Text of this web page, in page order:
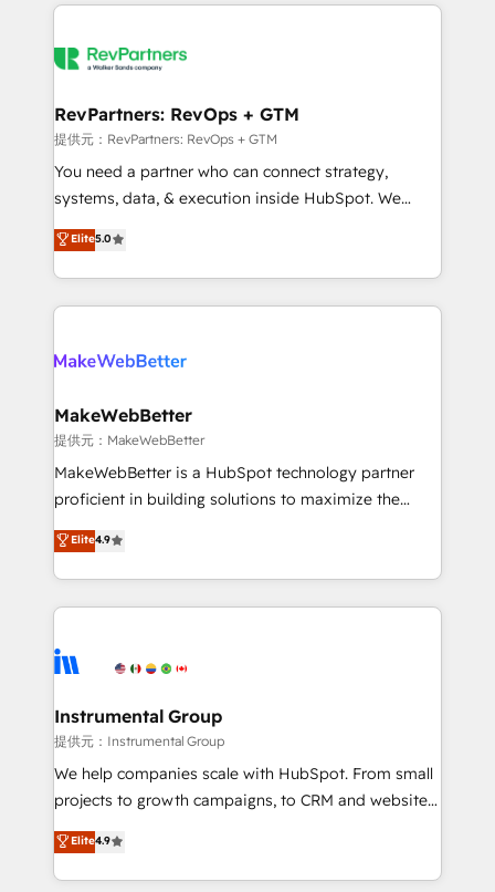
winning design to build scalable, globally
marketing campaigns, & RevOps frameworks that
fuel long-term success We connect the entire
customer lifecycle through seamless integrations,
ensure long-term adoption with change-
and service to drive sustainable growth With 6 key
HubSpot accreditations and experience across
RevPartners: RevOps + GTM
提供元：RevPartners: RevOps + GTM
You need a partner who can connect strategy,
systems, data, & execution inside HubSpot. We
bridge the gap where most agencies fall short by
combining GTM strategy with technical execution to
solve the right problem with the right solution. As the
only firm in the world to hold Elite Partner
clients gain a unique advantage in CRM architecture,
market execution. Why B2B Businesses Choose RP: -
Secure: Soc2 compliant 🛡️ - Pricing: Implementations
starting at $1,5k 💵 - Speed: Launch in 14 days ⚡ -
Global: 75+ RPers across five continents 🌐 - Scale:
HubSpot Partner 🪴 - Sales Hub: More
implementations than any other Partner 💻 -
agency for an Ops problem. Don't hire a technical
agency for a growth problem. Hire a partner built to
Elite5.0
MakeWebBetter
提供元：MakeWebBetter
MakeWebBetter is a HubSpot technology partner
proficient in building solutions to maximize the
operational efficiency of HubSpot. The fastest-
growing tech-enabler & facilitator, MakeWebBetter,
hands you the blend of HubSpot expertise &
eminent solutions & integrations. Trust us to
Elite Partners with 10+ years of HubSpot experience
Premier Partner 2023 🌟5 HubSpot Accreditations 🌟
Won HubSpot Theme Challenge 2021 🌟INBOUND’19
HubSpot Rising Star Why us? Harnessing the full
potential of the powerful HubSpot CRM. ✔️A team of
HubSpot experience ✔️Flexible pricing models —
Hourly-fee (assigned one Dedicated HubSpot
Elite4.9
Instrumental Group
提供元：Instrumental Group
We help companies scale with HubSpot. From small
projects to growth campaigns, to CRM and websites.
Hire an agency that's experienced in every inch of
HubSpot and willing to work hand-in-hand with your
team to simplify the complex and build a better
Elite4.9